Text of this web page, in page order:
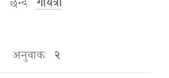
छन्दः गायत्री
अनुवाकः २